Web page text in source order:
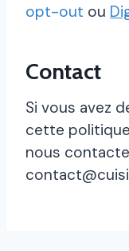
opt-out ou
Contact
Si vous avez
cette
nous